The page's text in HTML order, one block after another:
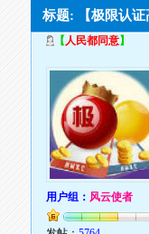
标题: 【极限认
【人民都同意】
用户组： 风云使者